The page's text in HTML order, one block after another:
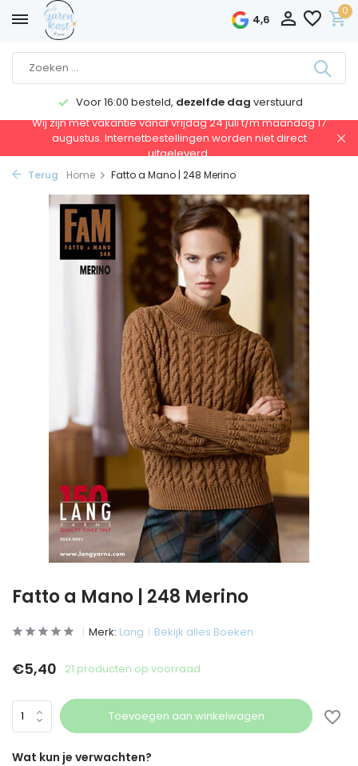
4,6
0
Voor 16:00 besteld, dezelfde dag verstuurd
Wij zijn met vakantie vanaf vrijdag 24 juli t/m maandag 17
augustus. Internetbestellingen worden niet direct
uitgeleverd.
Terug Home Fatto a Mano | 248 Merino
Fatto a Mano | 248 Merino
Merk: Lang Bekijk alles Boeken
€5,40 21 producten op voorraad
Toevoegen aan winkelwagen
Wat kun je verwachten?